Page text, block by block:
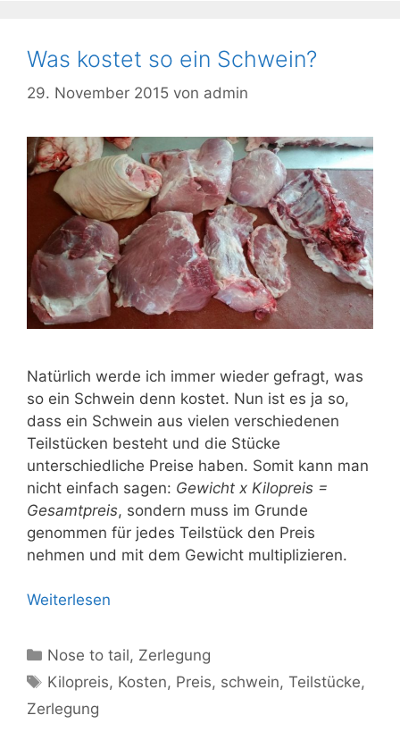
Was kostet so ein Schwein?
29. November 2015 von admin
Natürlich werde ich immer wieder gefragt, was
so ein Schwein denn kostet. Nun ist es ja so,
dass ein Schwein aus vielen verschiedenen
Teilstücken besteht und die Stücke
unterschiedliche Preise haben. Somit kann man
nicht einfach sagen: Gewicht x Kilopreis =
Gesamtpreis, sondern muss im Grunde
genommen für jedes Teilstück den Preis
nehmen und mit dem Gewicht multiplizieren.
Weiterlesen
Kategorien
Nose to tail, Zerlegung
Schlagwörter
Kilopreis, Kosten, Preis, schwein,Teilstücke,
Zerlegung